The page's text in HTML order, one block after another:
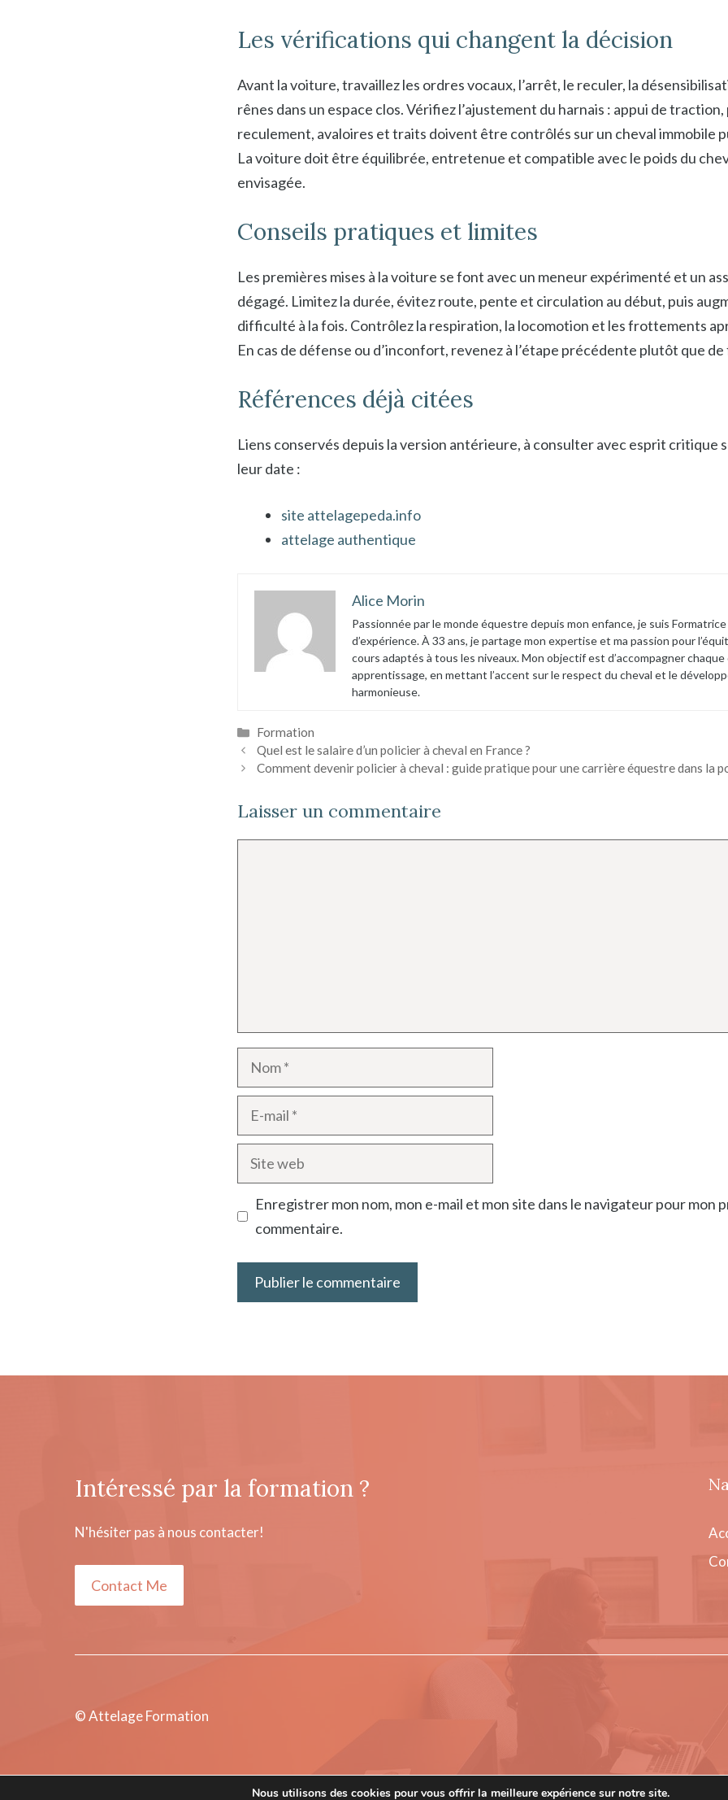
Les vérifications qui changent la décision
Avant la voiture, travaillez les ordres vocaux, l’arrêt, le reculer, la
rênes dans un espace clos. Vérifiez l’ajustement du harnais : appui de traction,
reculement, avaloires et traits doivent être contrôlés sur un cheval immobile
La voiture doit être équilibrée, entretenue et compatible avec le poids du
envisagée.
Conseils pratiques et limites
Les premières mises à la voiture se font avec un meneur expérimenté et un
dégagé. Limitez la durée, évitez route, pente et circulation au début, puis
difficulté à la fois. Contrôlez la respiration, la locomotion et les frottements
En cas de défense ou d’inconfort, revenez à l’étape précédente plutôt que
Références déjà citées
Liens conservés depuis la version antérieure, à consulter avec esprit critique
leur date :
site attelagepeda.info
attelage authentique
Alice Morin
Passionnée par le monde équestre depuis mon enfance, je suis
d’expérience. À 33 ans, je partage mon expertise et ma passion pour
cours adaptés à tous les niveaux. Mon objectif est d’accompagner chaque
apprentissage, en mettant l’accent sur le respect du cheval et le
harmonieuse.
Catégories
Formation
Quel est le salaire d’un policier à cheval en France ?
Comment devenir policier à cheval : guide pratique pour une carrière équestre dans la
Laisser un commentaire
Nom
mail
Site
web
Enregistrer mon nom, mon e-mail et mon site dans le navigateur pour mon
commentaire.
Intéressé par la formation ?
N'hésiter pas à nous contacter!
Contact Me
© Attelage Formation
Nous utilisons des cookies pour vous offrir la meilleure expérience sur notre site.